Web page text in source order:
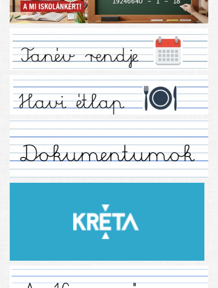
Iskolánkról
Tanáraink
Tanéveink
Régebbi tanéveink
2021/2022 tanév
2013/2014. tanév
2014/2015. tanév
2015/2016. tanév
2016/2017 tanév
2018/2019 tanév
2019/2020-as tanév
Pályázataink